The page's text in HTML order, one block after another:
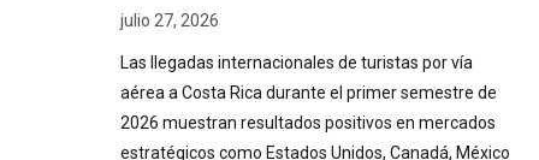
julio 27, 2026
Las llegadas internacionales de turistas por vía
aérea a Costa Rica durante el primer semestre de
2026 muestran resultados positivos en mercados
estratégicos como Estados Unidos, Canadá, México